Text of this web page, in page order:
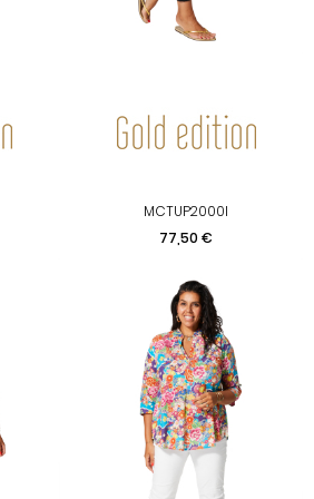
MCTUP2000I
Preis
77,50 €